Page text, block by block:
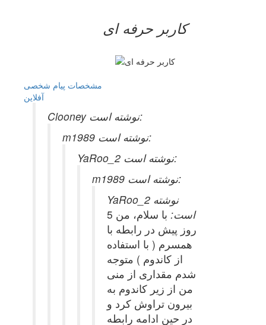
کاربر حرفه ای
مشخصات پیام شخصی
آفلاين
Clooney نوشته است:
m1989 نوشته است:
YaRoo_2 نوشته است:
m1989 نوشته است:
YaRoo_2 نوشته
است:
با سلام، من 5
روز پیش در رابطه با
همسرم ( با استفاده
از کاندوم ) متوجه
شدم مقداری از منی
من از زیر کاندوم به
بیرون تراوش کرد و
در حین ادامه رابطه